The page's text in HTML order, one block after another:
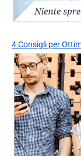
4 Consigli per